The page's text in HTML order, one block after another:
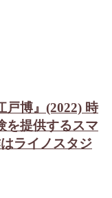
戸博』(2022) 時
を提供するスマ
ライノスタジ